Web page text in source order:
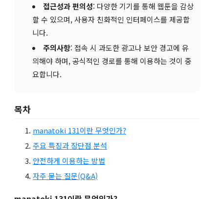
접근성과 편의성: 다양한 기기를 통해 웹툰을 감상
할 수 있으며, 사용자 친화적인 인터페이스를 제공합
니다.
주의사항: 접속 시 과도한 광고나 보안 경고에 유
의해야 하며, 공식적인 경로를 통해 이용하는 것이 중
요합니다.
목차
manatoki 131이란 무엇인가?
주요 특징과 장단점 분석
안전하게 이용하는 방법
자주 묻는 질문(Q&A)